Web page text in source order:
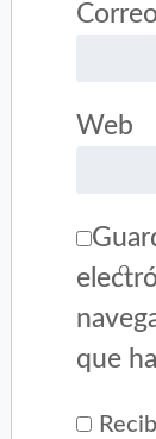
Web
que